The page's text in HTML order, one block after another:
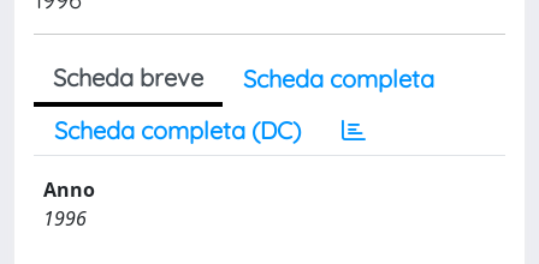
Scheda breve
Scheda completa
Scheda completa (DC)
Anno
1996